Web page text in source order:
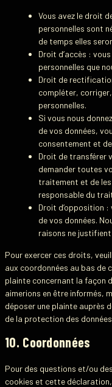
Vous avez le droit
personnelles sont
de temps elles
Droit d’accès :
personnelles que
Droit de
compléter,
personnelles.
Si vous nous
de vos données,
consentement et
Droit de transférer
demander toutes
traitement et de
responsable du
Droit d’opposition
de vos données.
raisons ne
Pour exercer ces droits,
aux coordonnées au bas de
plainte concernant la façon
aimerions en être informés,
déposer une plainte auprès
de la protection des
10. Coordonnées
Pour des questions et/ou
cookies et cette